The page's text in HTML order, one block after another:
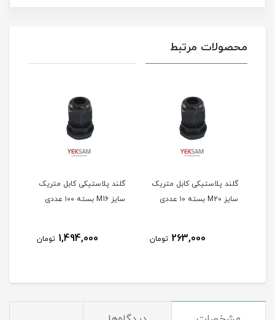
محصولات مرتبط
گلند پلاستیکی کابل متریک
سایز M20 بسته ۱۰ عددی
263,000 تومان
گلند پلاستیکی کابل متریک
سایز M16 بسته ۱0۰ عددی
1,494,000 تومان